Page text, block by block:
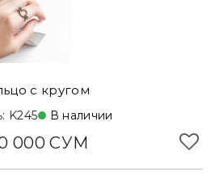
с кругом
K245 В наличии
000 СУМ